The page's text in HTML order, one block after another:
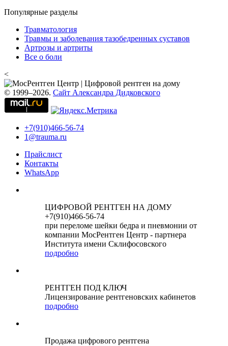
Популярные разделы
Травматология
Травмы и заболевания тазобедренных суставов
Артрозы и артриты
Все о боли
<
© 1999–2026. Сайт Александра Дидковского
+7(910)466-56-74
1@trauma.ru
Прайслист
Контакты
WhatsApp
ЦИФРОВОЙ РЕНТГЕН НА ДОМУ
+7(910)466-56-74
при переломе шейки бедра и пневмонии от
компании МосРентген Центр - партнера
Института имени Склифосовского
подробно
РЕНТГЕН ПОД КЛЮЧ
Лицензирование рентгеновских кабинетов
подробно
Продажа цифрового рентгена